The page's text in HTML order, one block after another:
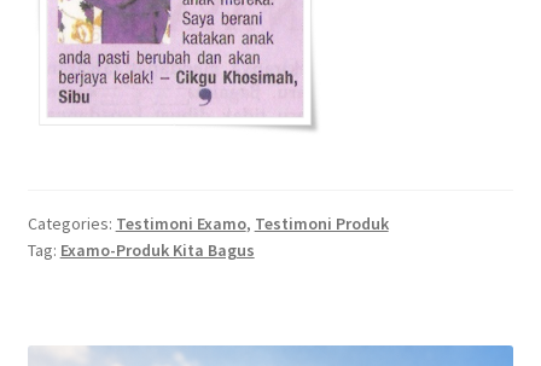
Categories: Testimoni Examo, Testimoni Produk
Tag: Examo-Produk Kita Bagus